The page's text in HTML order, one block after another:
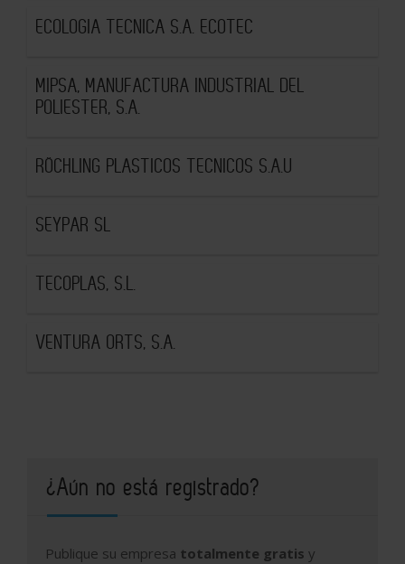
ECOLOGIA TECNICA S.A. ECOTEC
MIPSA, MANUFACTURA INDUSTRIAL DEL
POLIESTER, S.A.
RÖCHLING PLASTICOS TECNICOS S.A.U
SEYPAR SL
TECOPLAS, S.L.
VENTURA ORTS, S.A.
¿Aún no está registrado?
Publique su empresa totalmente gratis y